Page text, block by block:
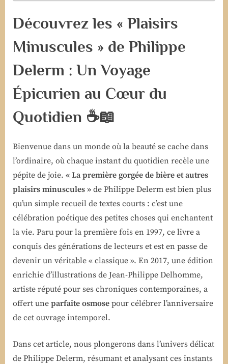
Découvrez les « Plaisirs
Minuscules » de Philippe
Delerm : Un Voyage
Épicurien au Cœur du
Quotidien ☕📖
Bienvenue dans un monde où la beauté se cache dans
l’ordinaire, où chaque instant du quotidien recèle une
pépite de joie. « La première gorgée de bière et autres
plaisirs minuscules » de Philippe Delerm est bien plus
qu’un simple recueil de textes courts : c’est une
célébration poétique des petites choses qui enchantent
la vie. Paru pour la première fois en 1997, ce livre a
conquis des générations de lecteurs et est en passe de
devenir un véritable « classique ». En 2017, une édition
enrichie d’illustrations de Jean-Philippe Delhomme,
artiste réputé pour ses chroniques contemporaines, a
offert une parfaite osmose pour célébrer l’anniversaire
de cet ouvrage intemporel.
Dans cet article, nous plongerons dans l’univers délicat
de Philippe Delerm, résumant et analysant ces instants